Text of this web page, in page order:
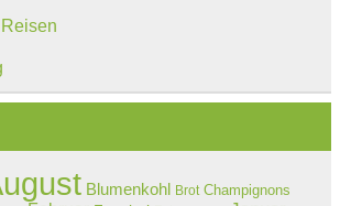
Blumenkohl Brot Champignons